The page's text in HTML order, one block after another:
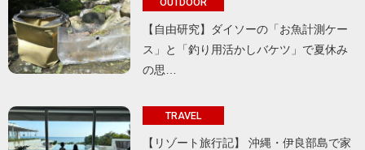
【自由研究】ダイソーの「お魚計測ケー
ス」と「釣り用活かしバケツ」で夏休み
の思…
TRAVEL
【リゾート旅行記】 沖縄・伊良部島で家